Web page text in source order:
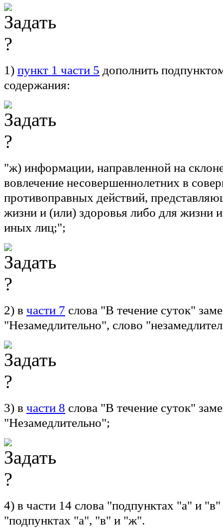
1) пункт 1 части 5 дополнить
содержания:
"ж) информации, направленной на
вовлечение несовершеннолетних в
противоправных действий,
жизни и (или) здоровья либо для жизни
иных лиц;";
2) в части 7 слова "В течение суток"
"Незамедлительно", слово
3) в части 8 слова "В течение суток"
"Незамедлительно";
4) в части 14 слова "подпунктах "а" и
"подпунктах "а", "в" и "ж".